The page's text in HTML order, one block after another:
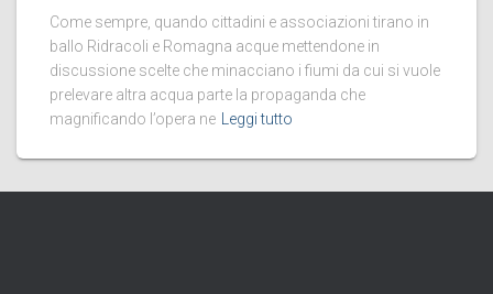
Come sempre, quando cittadini e associazioni tirano in
ballo Ridracoli e Romagna acque mettendone in
discussione scelte che minacciano i fiumi da cui si vuole
prelevare altra acqua parte la propaganda che
magnificando l’opera ne
Leggi tutto